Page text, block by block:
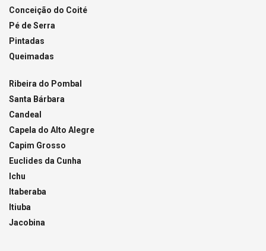
Conceição do Coité
Pé de Serra
Pintadas
Queimadas
Ribeira do Pombal
Santa Bárbara
Candeal
Capela do Alto Alegre
Capim Grosso
Euclides da Cunha
Ichu
Itaberaba
Itiuba
Jacobina